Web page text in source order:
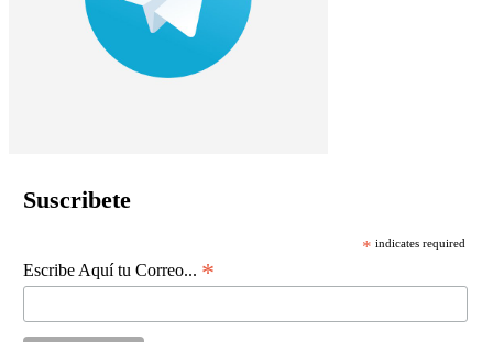
Suscribete
* indicates required
Escribe Aquí tu Correo... *